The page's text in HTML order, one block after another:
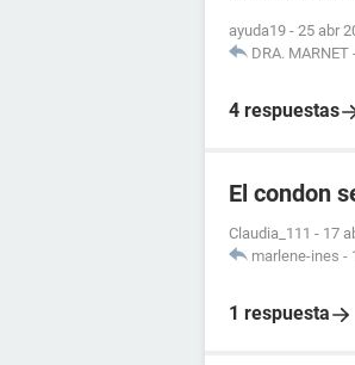
ayuda19 - 25 abr
DRA. MARNET
4 respuestas
El condon
Claudia_111 - 17
marlene-ines -
1 respuesta